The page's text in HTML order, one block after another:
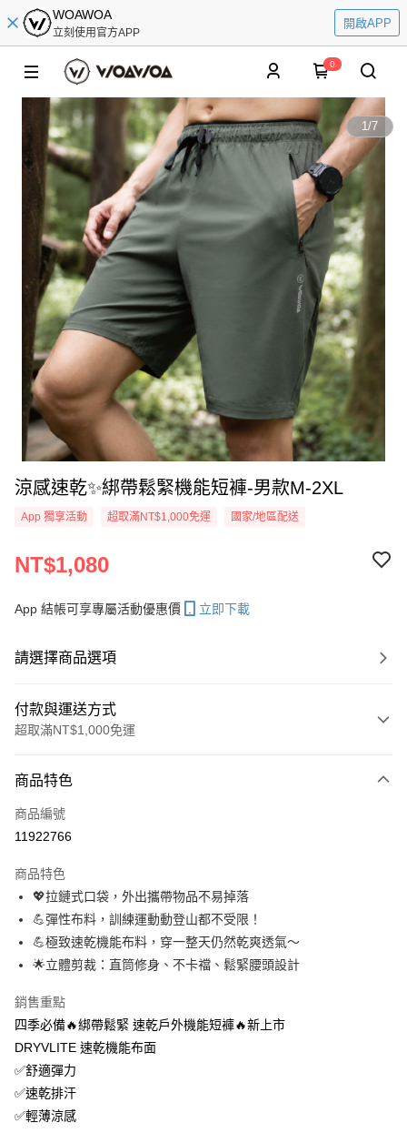
WOAWOA
立刻使用官方APP
開啟APP
0
1/7
涼感速乾✨綁帶鬆緊機能短褲-男款M-2XL
App 獨享活動 超取滿NT$1,000免運 國家/地區配送
NT$1,080
App 結帳可享專屬活動優惠價 立即下載
請選擇商品選項
付款與運送方式
超取滿NT$1,000免運
信用卡一次付款
信用卡分期付款
合作金庫商業銀行
華南商業銀行
彰化商業銀行
上海商業儲蓄銀行
台北富邦商業銀行
國泰世華商業銀行
兆豐國際商業銀行
臺灣中小企業銀行
台中商業銀行
聯邦商業銀行
元大商業銀行
永豐商業銀行
台新國際商業銀行
台灣樂天信用卡公司
6 期 0 利率 每期
華南商業銀行
彰化商業銀行
上海商業儲蓄銀行
台北富邦商業銀行
國泰世華商業銀行
兆豐國際商業銀行
匯豐（台灣）商業銀行
聯邦商業銀行
遠東國際商業銀行
元大商業銀行
玉山商業銀行
台灣樂天信用卡公司
12 期 0 利率 每期NT$90
合作金庫商業銀行
第一商業銀行
上海商業儲蓄銀行
台北富邦商業銀行
國泰世華商業銀行
臺灣中小企業銀行
匯豐（台灣）商業銀行
華泰商業銀行
聯邦商業銀行
元大商業銀行
玉山商業銀行
台新國際商業銀行
24 期 0 利率 每期 NT$45
合作金庫商業銀行
第一商業銀行
上海商業儲蓄銀行
兆豐國際商業銀行
臺灣中小企業銀行
台中商業銀行
華泰商業銀行
遠東國際商業銀行
永豐商業銀行
星展（台灣）商業銀行
超商取貨付款
LINE Pay
Apple Pay
悠遊付
大哥付你分期
相關說明
商品特色
商品編號
11922766
商品特色
💖拉鏈式口袋，外出攜帶物品不易掉落
💪彈性布料，訓練運動動登山都不受限！
💪極致速乾機能布料，穿一整天仍然乾爽透氣～
🌟立體剪裁：直筒修身、不卡襠、鬆緊腰頭設計
銷售重點
四季必備🔥綁帶鬆緊 速乾戶外機能短褲🔥新上市
DRYVLITE 速乾機能布面
✅舒適彈力
✅速乾排汗
✅輕薄涼感